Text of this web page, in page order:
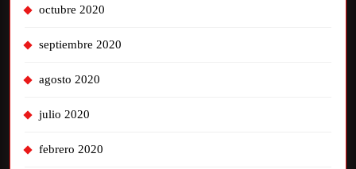
octubre 2020
septiembre 2020
agosto 2020
julio 2020
febrero 2020